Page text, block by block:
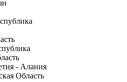
- Алания
Область